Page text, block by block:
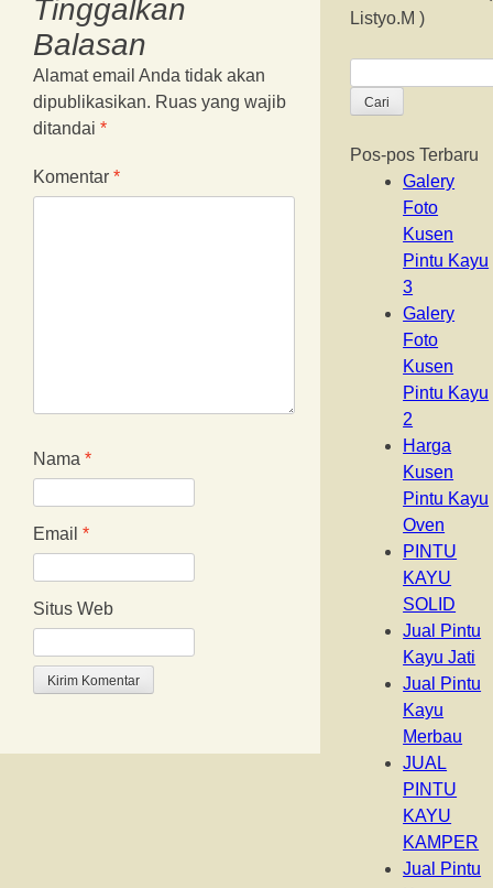
Tinggalkan
Balasan
Alamat email Anda tidak akan
dipublikasikan. Ruas yang wajib
ditandai *
Komentar *
Nama *
Email *
Situs Web
Listyo.M )
untuk:
Pos-pos Terbaru
Galery
Foto
Kusen
Pintu Kayu
3
Galery
Foto
Kusen
Pintu Kayu
2
Harga
Kusen
Pintu Kayu
Oven
PINTU
KAYU
SOLID
Jual Pintu
Kayu Jati
Jual Pintu
Kayu
Merbau
JUAL
PINTU
KAYU
KAMPER
Jual Pintu